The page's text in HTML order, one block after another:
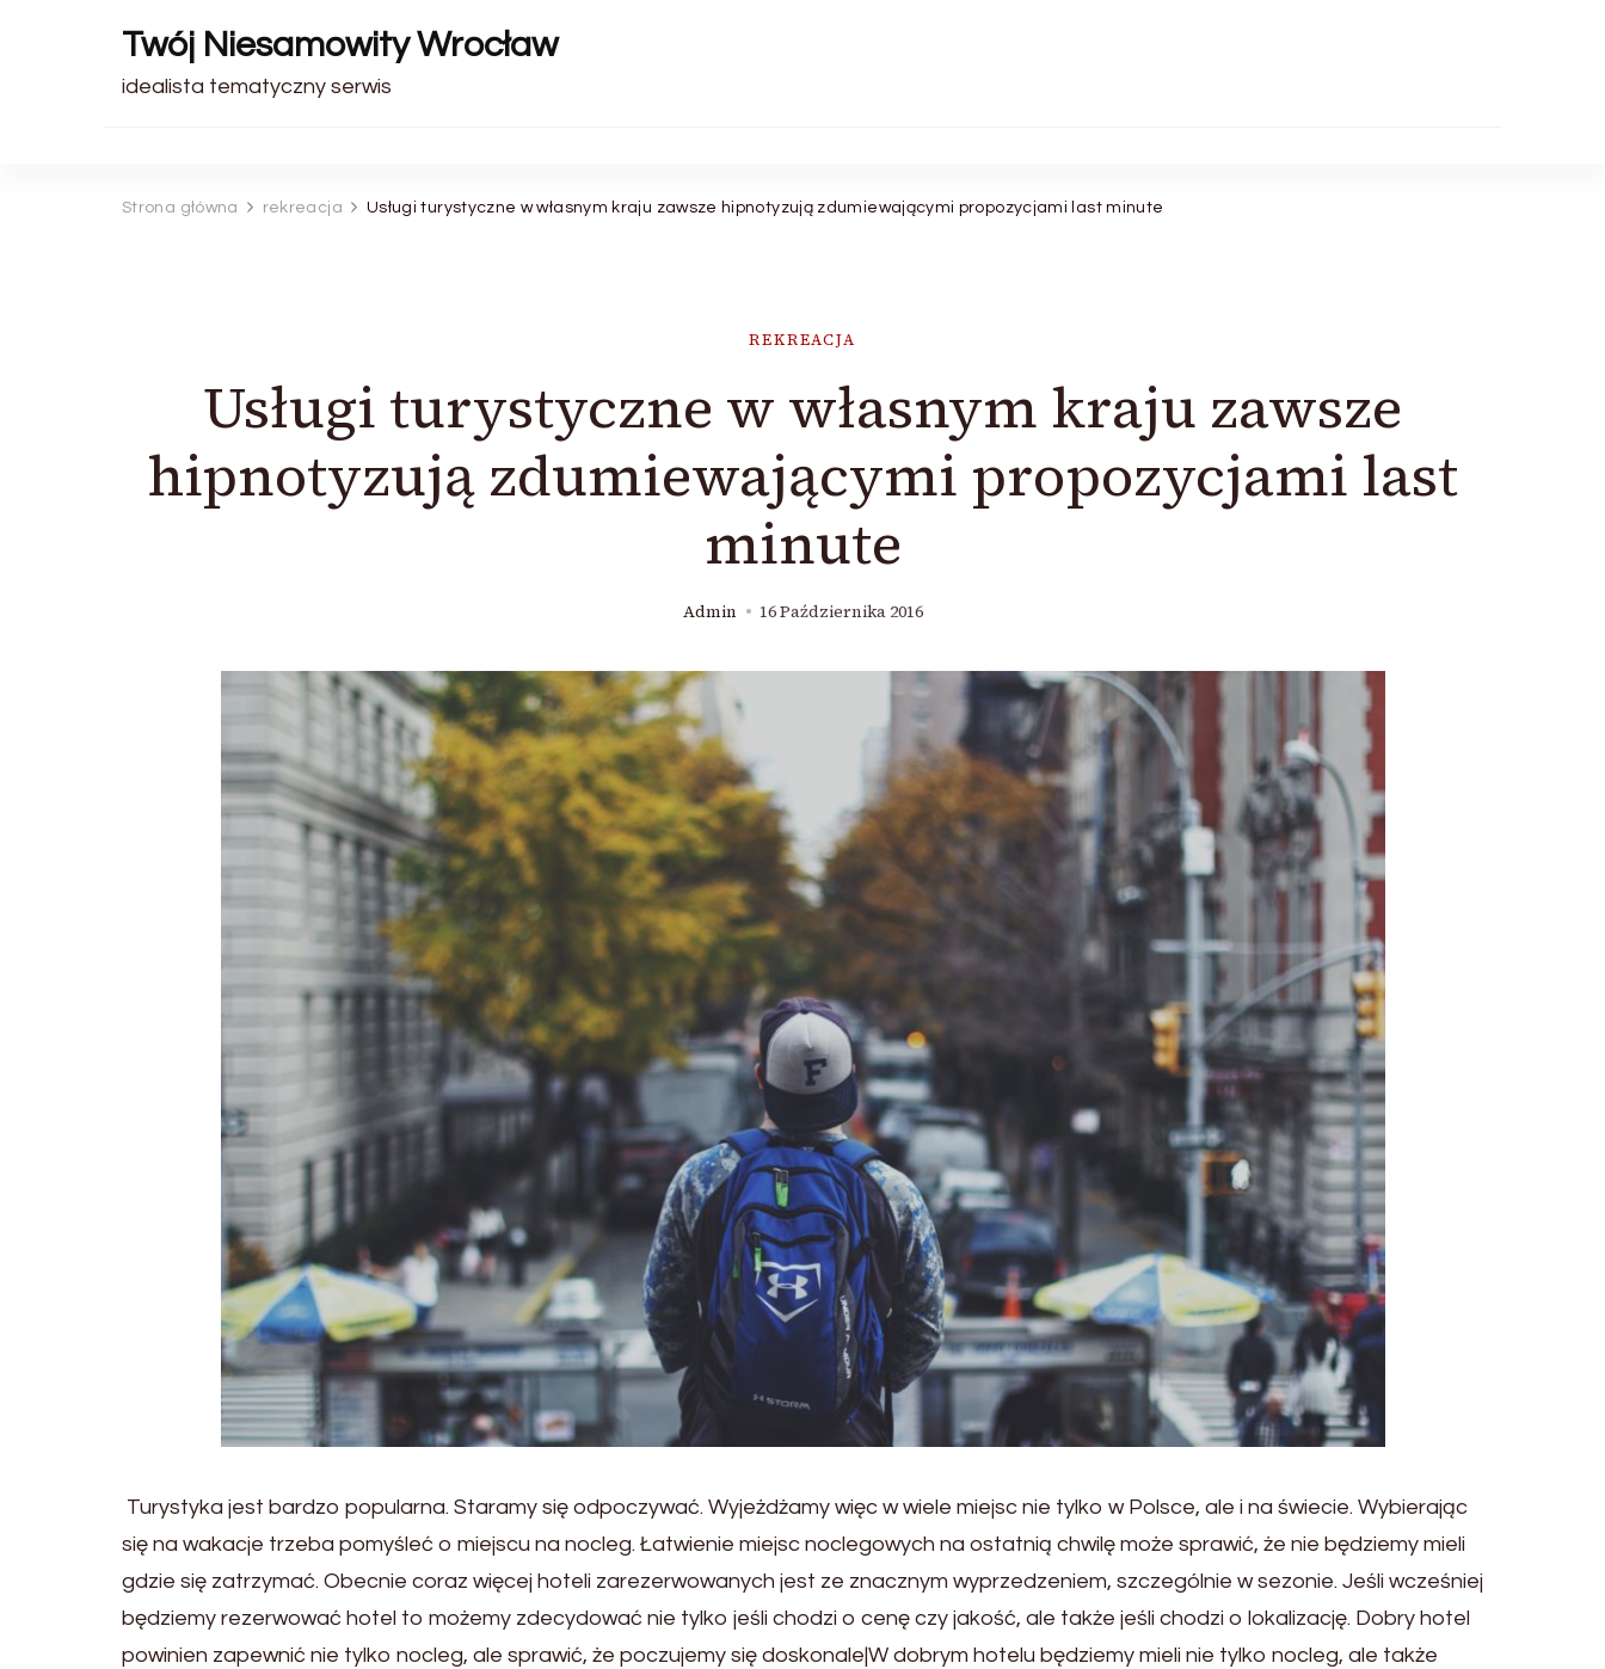
Twój Niesamowity Wrocław
idealista tematyczny serwis
Strona główna rekreacja Usługi turystyczne w własnym kraju zawsze hipnotyzują zdumiewającymi propozycjami last minute
REKREACJA
Usługi turystyczne w własnym kraju zawsze
hipnotyzują zdumiewającymi propozycjami last
minute
Admin 16 Października 2016
Turystyka jest bardzo popularna. Staramy się odpoczywać. Wyjeżdżamy więc w wiele miejsc nie tylko w Polsce, ale i na świecie. Wybierając
się na wakacje trzeba pomyśleć o miejscu na nocleg. Łatwienie miejsc noclegowych na ostatnią chwilę może sprawić, że nie będziemy mieli
gdzie się zatrzymać. Obecnie coraz więcej hoteli zarezerwowanych jest ze znacznym wyprzedzeniem, szczególnie w sezonie. Jeśli wcześniej
będziemy rezerwować hotel to możemy zdecydować nie tylko jeśli chodzi o cenę czy jakość, ale także jeśli chodzi o lokalizację. Dobry hotel
powinien zapewnić nie tylko nocleg, ale sprawić, że poczujemy się doskonale|W dobrym hotelu będziemy mieli nie tylko nocleg, ale także